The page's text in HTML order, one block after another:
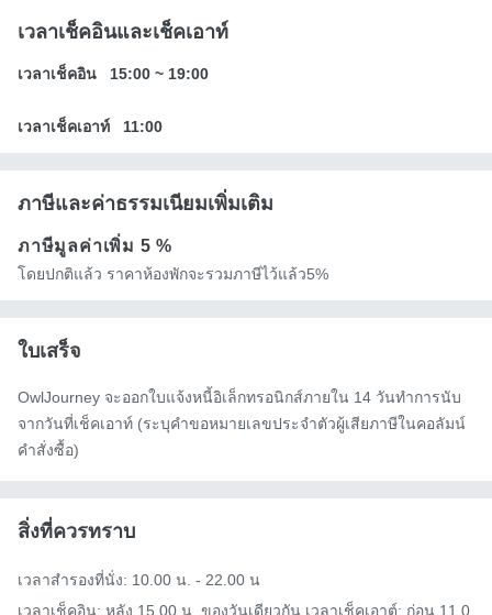
เวลาเช็คอินและเช็คเอาท์
เวลาเช็คอิน 15:00 ~ 19:00
เวลาเช็คเอาท์ 11:00
ภาษีและค่าธรรมเนียมเพิ่มเติม
ภาษีมูลค่าเพิ่ม 5 %
โดยปกติแล้ว ราคาห้องพักจะรวมภาษีไว้แล้ว5%
ใบเสร็จ
OwlJourney จะออกใบแจ้งหนี้อิเล็กทรอนิกส์ภายใน 14 วันทำการนับ
จากวันที่เช็คเอาท์ (ระบุคำขอหมายเลขประจำตัวผู้เสียภาษีในคอลัมน์
คำสั่งซื้อ)
สิ่งที่ควรทราบ
เวลาสำรองที่นั่ง: 10.00 น. - 22.00 น
เวลาเช็คอิน: หลัง 15.00 น. ของวันเดียวกัน เวลาเช็คเอาต์: ก่อน 11.0